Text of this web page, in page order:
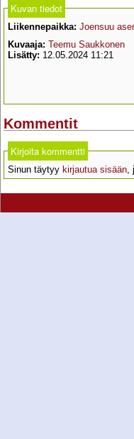
Kuvan tiedot
Liikennepaikka: Joensuu
Kuvaaja: Teemu Saukkonen
Lisätty: 12.05.2024 11:21
Kommentit
Kirjoita kommentti
Sinun täytyy kirjautua sisään,